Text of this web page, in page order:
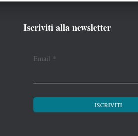
Iscriviti alla newsletter
Email *